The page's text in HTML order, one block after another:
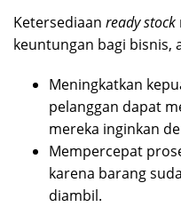
Ketersediaan ready stock
keuntungan bagi bisnis,
Meningkatkan
pelanggan dapat
mereka inginkan
Mempercepat
karena barang
diambil.